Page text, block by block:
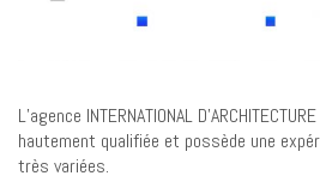
L’agence INTERNATIONAL
hautement qualifiée et possède une
très variées.